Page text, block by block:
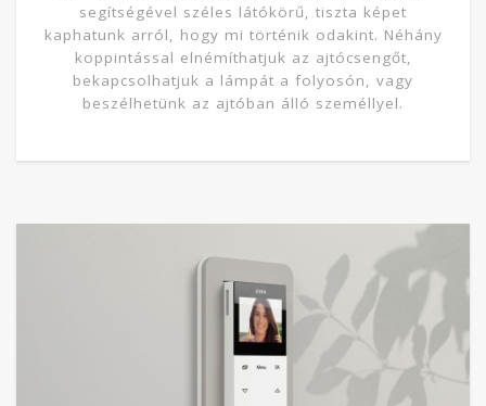
segítségével széles látókörű, tiszta képet
kaphatunk arról, hogy mi történik odakint. Néhány
koppintással elnémíthatjuk az ajtócsengőt,
bekapcsolhatjuk a lámpát a folyosón, vagy
beszélhetünk az ajtóban álló személlyel.